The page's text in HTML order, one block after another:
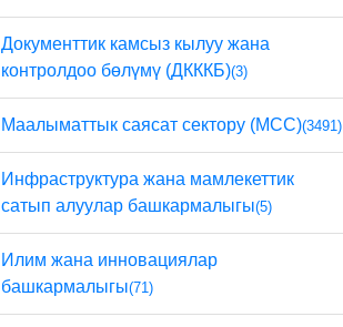
Документтик камсыз кылуу жана
контролдоо бөлүмү (ДКККБ)(3)
Маалыматтык саясат сектору (МСС)(3491)
Инфраструктура жана мамлекеттик
сатып алуулар башкармалыгы(5)
Илим жана инновациялар
башкармалыгы(71)